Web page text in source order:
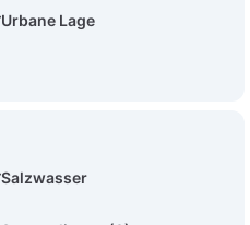
Urbane Lage
Salzwasser